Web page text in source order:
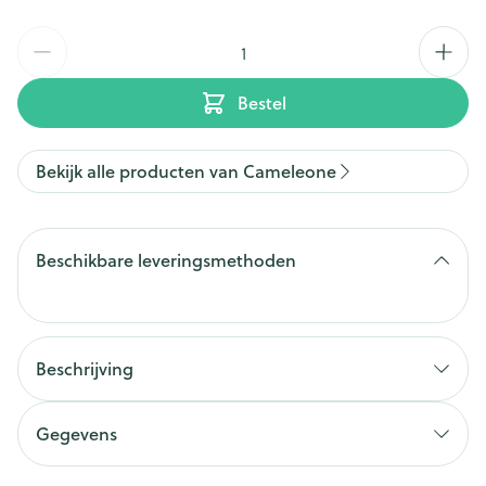
Bestel
Bekijk alle producten van Cameleone
Beschikbare leveringsmethoden
Beschrijving
Gegevens